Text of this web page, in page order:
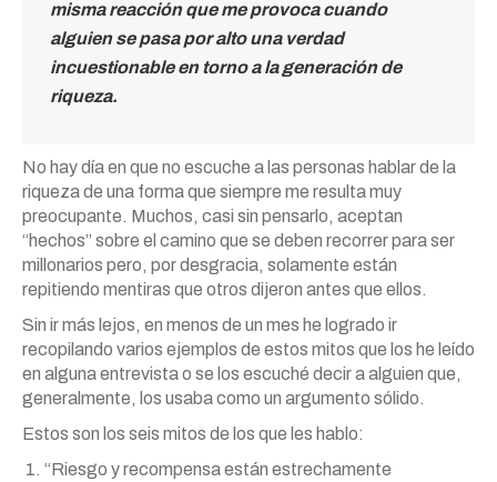
misma reacción que me provoca cuando
alguien se pasa por alto una verdad
incuestionable en torno a la generación de
riqueza.
No hay día en que no escuche a las personas hablar de la
riqueza de una forma que siempre me resulta muy
preocupante. Muchos, casi sin pensarlo, aceptan
“hechos” sobre el camino que se deben recorrer para ser
millonarios pero, por desgracia, solamente están
repitiendo mentiras que otros dijeron antes que ellos.
Sin ir más lejos, en menos de un mes he logrado ir
recopilando varios ejemplos de estos mitos que los he leído
en alguna entrevista o se los escuché decir a alguien que,
generalmente, los usaba como un argumento sólido.
Estos son los seis mitos de los que les hablo:
“Riesgo y recompensa están estrechamente